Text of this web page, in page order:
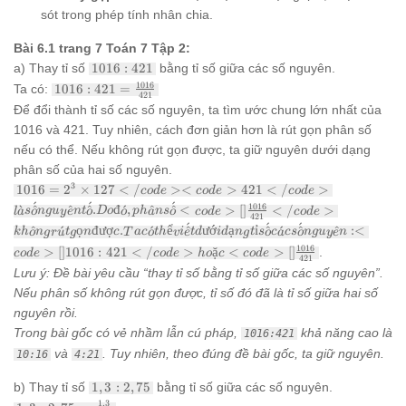
sót trong phép tính nhân chia.
Bài 6.1 trang 7 Toán 7 Tập 2:
a) Thay tỉ số 1016:421
1016 : 421 bằng tỉ số giữa các số nguyên.
Ta có: 1016:421 =
\frac{1016}
{421}
1016 : 421 = 421
1016
Để đổi thành tỉ số các số nguyên, ta tìm ước chung lớn nhất của
1016 và 421. Tuy nhiên, cách đơn giản hơn là rút gọn phân số
nếu có thể. Nếu không rút gọn được, ta giữ nguyên dưới dạng
phân số của hai số nguyên.
1016 = 2^3 \times
127</code>
<code>421</code>
là số nguyên tố. Do
đó, phân số <code>
[]\frac{1016}{421}
</code> không rút
gọn được. Ta có thể
viết dưới dạng tỉ số
các số nguyên:
<code>
[]1016:421</code>
[]\frac{1016}{421}
1016 = 23 × 127 < /code >< code > 421 < /code >
la
ˋso
^
ˊnguye
^nto
^
ˊ.Dođo
ˊ, pha
^nso
^
ˊ < code > [] 421
1016 < /code >
kho
^ngru
ˊtgọnđược.Taco
ˊthểvie
^
ˊtdướidạngtỉso
^
ˊca
ˊcso
^
ˊnguye
^n :<
code > []1016 : 421 < /code > hoặc < code > [] 421
1016
Lưu ý: Đề bài yêu cầu “thay tỉ số bằng tỉ số giữa các số nguyên”.
Nếu phân số không rút gọn được, tỉ số đó đã là tỉ số giữa hai số
nguyên rồi.
Trong bài gốc có vẻ nhầm lẫn cú pháp,
1016:421 khả năng cao là
10:16 và 4:21 . Tuy nhiên, theo đúng đề bài gốc, ta giữ nguyên.
b) Thay tỉ số 1,3 :
2,75
1, 3 : 2, 75 bằng tỉ số giữa các số nguyên.
1,3